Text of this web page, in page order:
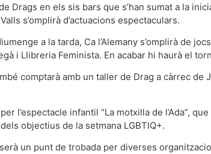
Drags en els sis bars que s’han sumat a la
s’omplirà d’actuacions espectaculars.
a la tarda, Ca l’Alemany s’omplirà de
i Llibreria Feminista. En acabar hi haurà el
comptarà amb un taller de Drag a càrrec
l’espectacle infantil “La motxilla de l’Ada”,
objectius de la setmana LGBTIQ+.
un punt de trobada per diverses